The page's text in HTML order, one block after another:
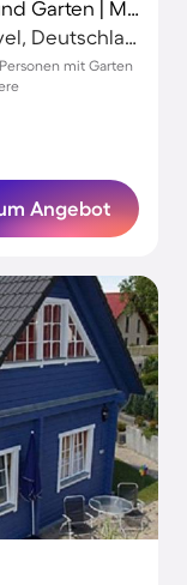
Ferienhaus mit Sauna, Terrasse und Garten | Meerblick
Himmelpfort, Fürstenberg/Havel, Deutschland
mit Garten
Angebot